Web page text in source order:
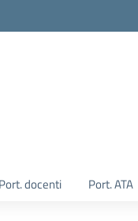
Port. docenti Port. ATA